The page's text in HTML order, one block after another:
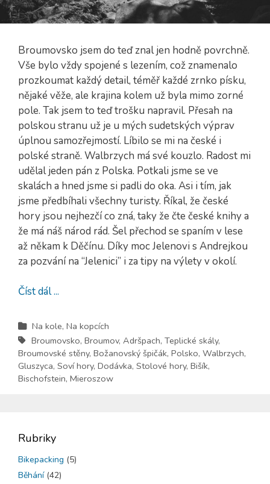
Broumovsko jsem do teď znal jen hodně povrchně.
Vše bylo vždy spojené s lezením, což znamenalo
prozkoumat každý detail, téměř každé zrnko písku,
nějaké věže, ale krajina kolem už byla mimo zorné
pole. Tak jsem to teď trošku napravil. Přesah na
polskou stranu už je u mých sudetských výprav
úplnou samozřejmostí. Líbilo se mi na české i
polské straně. Walbrzych má své kouzlo. Radost mi
udělal jeden pán z Polska. Potkali jsme se ve
skalách a hned jsme si padli do oka. Asi i tím, jak
jsme předbíhali všechny turisty. Říkal, že české
hory jsou nejhezčí co zná, taky že čte české knihy a
že má náš národ rád. Šel přechod se spaním v lese
až někam k Děčínu. Díky moc Jelenovi s Andrejkou
za pozvání na “Jelenici” i za tipy na výlety v okolí.
Číst dál ...
Na kole, Na kopcích
Broumovsko, Broumov, Adršpach, Teplické skály,
Broumovské stěny, Božanovský špičák, Polsko, Walbrzych,
Gluszyca, Soví hory, Dodávka, Stolové hory, Bišík,
Bischofstein, Mieroszow
Rubriky
Bikepacking (5)
Běhání(42)